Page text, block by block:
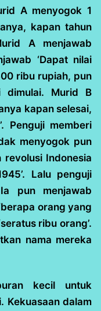
A menyogok 1
kapan tahun
A menjawab
‘Dapat nilai
ribu rupiah, pun
dimulai. Murid B
kapan selesai,
Penguji memberi
menyogok pun
Indonesia
Lalu penguji
Ia pun menjawab
orang yang
ribu orang’.
nama mereka
kecil untuk
Kekuasaan dalam